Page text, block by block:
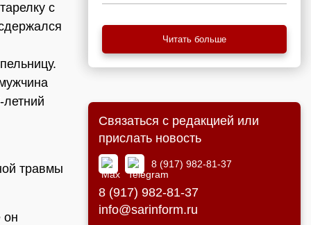
с
травмы
он
Читать больше
Связаться с редакцией или
прислать новость
8 (917) 982-81-37
8 (917) 982-81-37
info@sarinform.ru